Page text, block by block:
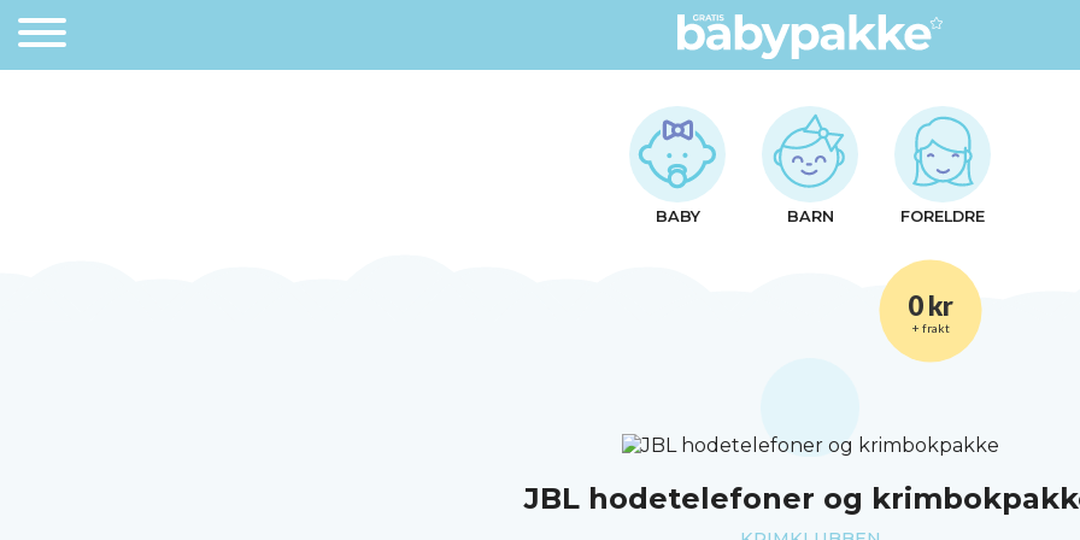
BABY BARN FORELDRE
0 kr
+ frakt
JBL hodetelefoner og